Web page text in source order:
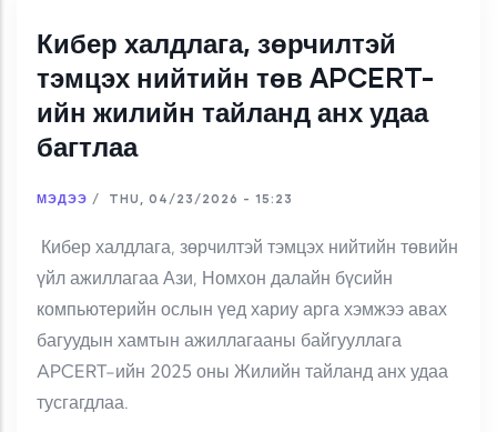
Кибер халдлага, зөрчилтэй
тэмцэх нийтийн төв APCERT-
ийн жилийн тайланд анх удаа
багтлаа
МЭДЭЭ / THU, 04/23/2026 - 15:23
Кибер халдлага, зөрчилтэй тэмцэх нийтийн төвийн
үйл ажиллагаа Ази, Номхон далайн бүсийн
компьютерийн ослын үед хариу арга хэмжээ авах
багуудын хамтын ажиллагааны байгууллага
APCERT-ийн 2025 оны Жилийн тайланд анх удаа
тусгагдлаа.